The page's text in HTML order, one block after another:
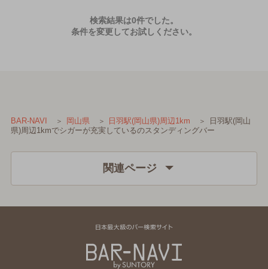
検索結果は0件でした。
条件を変更してお試しください。
BAR-NAVI 岡山県 日羽駅(岡山県)周辺1km
日羽駅(岡山
県)周辺1kmでシガーが充実しているのスタンディングバー
関連ページ